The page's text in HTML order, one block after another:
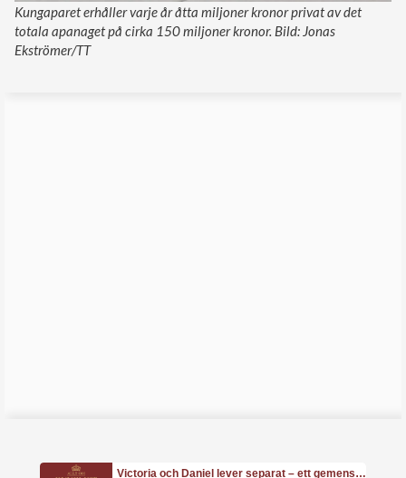
Kungaparet erhåller varje år åtta miljoner kronor privat av det
totala apanaget på cirka 150 miljoner kronor. Bild: Jonas
Ekströmer/TT